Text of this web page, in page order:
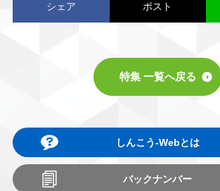
シェア ポスト
特集 一覧へ戻る
しんこう-Webとは
バックナンバー